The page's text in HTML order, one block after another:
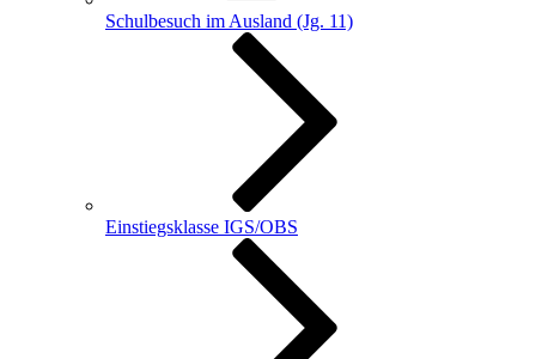
Schulbesuch im Ausland (Jg. 11)
Einstiegsklasse IGS/OBS